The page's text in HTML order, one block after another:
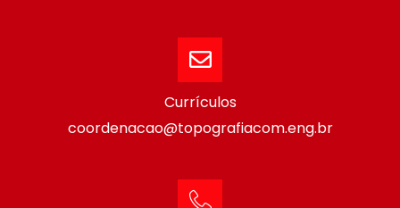
Currículos
coordenacao@topografiacom.eng.br